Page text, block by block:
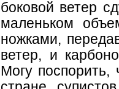
боковой ветер
маленьком
ножками,
ветер, и
Могу